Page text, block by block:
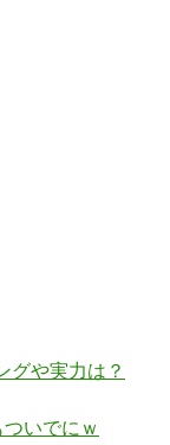
グや実力は？
いでにｗ